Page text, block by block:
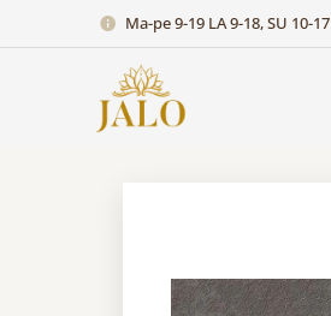
Ma-pe 9-19 LA 9-18, SU 10-17